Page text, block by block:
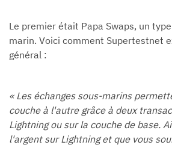
Le premier était Papa Swaps, un
marin. Voici comment Supertestnet
général :
« Les échanges sous-marins
couche à l'autre grâce à deux
Lightning ou sur la couche de base.
l'argent sur Lightning et que vous